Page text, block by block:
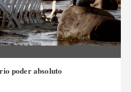
poder absoluto